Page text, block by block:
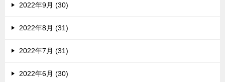
2022年9月 (30)
2022年8月 (31)
2022年7月 (31)
2022年6月 (30)